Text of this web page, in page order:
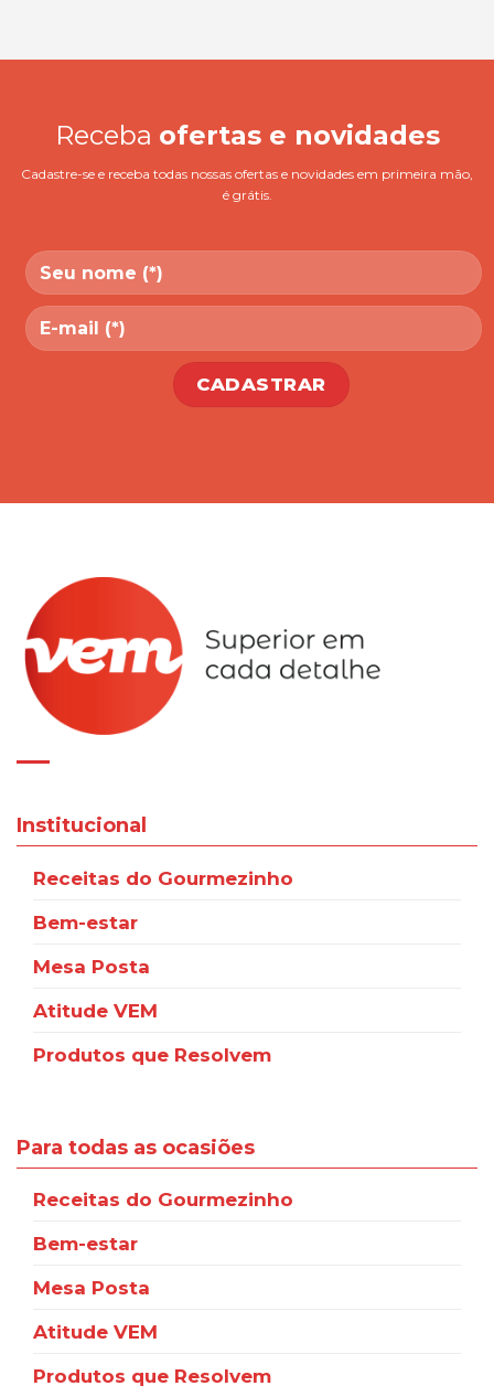
Receba ofertas e novidades
Cadastre-se e receba todas nossas ofertas e novidades em primeira mão,
é grátis.
Institucional
Receitas do Gourmezinho
Bem-estar
Mesa Posta
Atitude VEM
Produtos que Resolvem
Para todas as ocasiões
Receitas do Gourmezinho
Bem-estar
Mesa Posta
Atitude VEM
Produtos que Resolvem